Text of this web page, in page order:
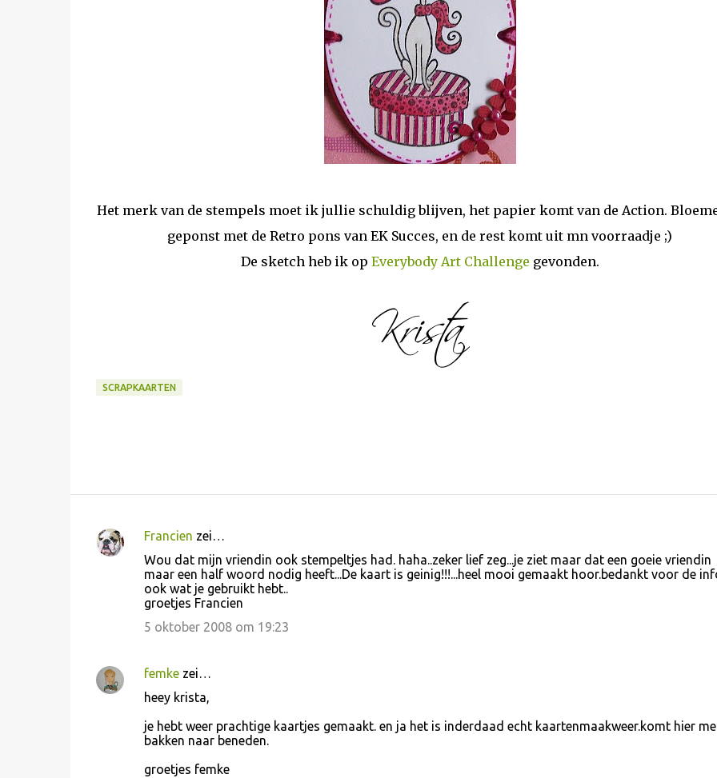
Het merk van de stempels moet ik jullie schuldig blijven, het papier komt van de Action.
geponst met de Retro pons van EK Succes, en de rest komt uit mn voorraadje ;)
De sketch heb ik op Everybody Art Challenge gevonden.
SCRAPKAARTEN
R
e
Francien zei…
Wou dat mijn vriendin ook stempeltjes had. haha..zeker lief zeg...je ziet maar dat een goeie vriendin
maar een half woord nodig heeft...De kaart is geinig!!!...heel mooi gemaakt hoor.bedankt voor de
ook wat je gebruikt hebt..
groetjes Francien
5 oktober 2008 om 19:23
femkezei…
heey krista,
je hebt weer prachtige kaartjes gemaakt. en ja het is inderdaad echt kaartenmaakweer.komt hier
bakken naar beneden.
groetjes femke